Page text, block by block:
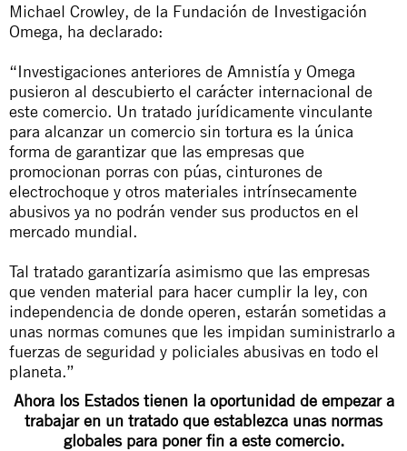
Michael Crowley, de la Fundación de Investigación
Omega, ha declarado:
“Investigaciones anteriores de Amnistía y Omega
pusieron al descubierto el carácter internacional de
este comercio. Un tratado jurídicamente vinculante
para alcanzar un comercio sin tortura es la única
forma de garantizar que las empresas que
promocionan porras con púas, cinturones de
electrochoque y otros materiales intrínsecamente
abusivos ya no podrán vender sus productos en el
mercado mundial.
Tal tratado garantizaría asimismo que las empresas
que venden material para hacer cumplir la ley, con
independencia de donde operen, estarán sometidas a
unas normas comunes que les impidan suministrarlo a
fuerzas de seguridad y policiales abusivas en todo el
planeta.”
Ahora los Estados tienen la oportunidad de empezar a
trabajar en un tratado que establezca unas normas
globales para poner fin a este comercio.